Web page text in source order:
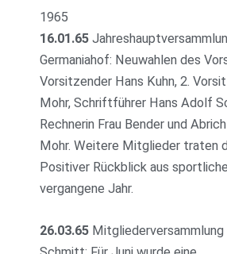
1965
16.01.65
Germaniahof: Neuwahlen des
Vorsitzender Hans Kuhn, 2.
Mohr, Schriftführer Hans Adolf
Rechnerin Frau Bender und
Mohr. Weitere Mitglieder traten
Positiver Rückblick aus
vergangene Jahr.
26.03.65 Mitgliederversammlung